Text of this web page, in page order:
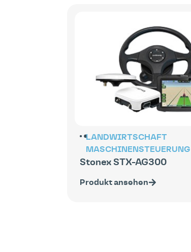
LANDWIRTSCHAFT
MASCHINENSTEUERUNG
Stonex STX-AG300
Produkt ansehen